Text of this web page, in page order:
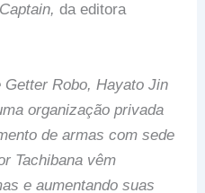
da editora
Getter Robo, Hayato Jin
organização privada
de armas com sede
Tachibana vêm
e aumentando suas